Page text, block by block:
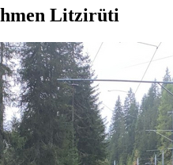
Litzirüti